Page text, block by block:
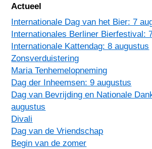
Actueel
Internationale Dag van het Bier: 7
Internationales Berliner Bierfestival:
Internationale Kattendag: 8 augustus
Zonsverduistering
Maria Tenhemelopneming
Dag der Inheemsen: 9 augustus
Dag van Bevrijding en Nationale
augustus
Divali
Dag van de Vriendschap
Begin van de zomer